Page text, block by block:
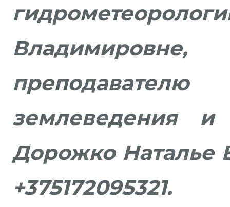
землеведения и
Дорожко Наталье
+375172095321.